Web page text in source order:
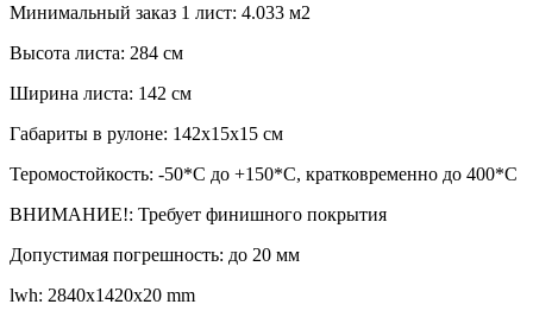
Минимальный заказ 1 лист: 4.033 м2
Высота листа: 284 см
Ширина листа: 142 см
Габариты в рулоне: 142х15х15 см
Теромостойкость: -50*С до +150*С, кратковременно до 400*C
ВНИМАНИЕ!: Требует финишного покрытия
Допустимая погрешность: до 20 мм
lwh: 2840x1420x20 mm